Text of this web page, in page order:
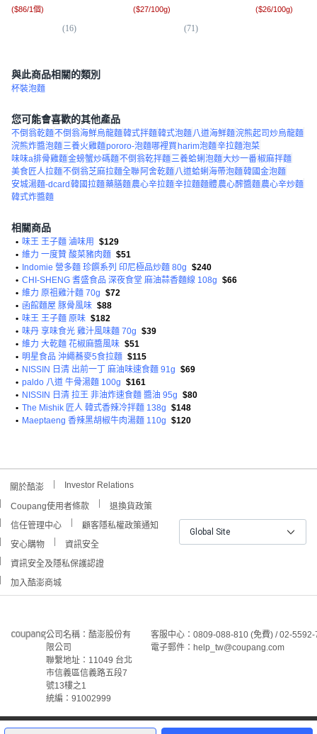
($86/1個)
(16)
($27/100g)
(71)
($26/100g)
與此商品相關的類別
杯裝泡麵
您可能會喜歡的其他產品
不倒翁乾麵不倒翁海鮮烏龍麵韓式拌麵韓式泡麵八道海鮮麵浣熊起司炒烏龍麵
浣熊炸醬泡麵三養火雞麵pororo-泡麵哪裡買 harim泡麵辛拉麵泡菜
味味a排骨雞麵金螃蟹炒碼麵不倒翁乾拌麵三養蛤蜊泡麵大炒一番椒麻拌麵
美食匠人拉麵不倒翁芝麻拉麵全聯 阿舍乾麵八道蛤蜊海帶泡麵韓國金泡麵
安城湯麵-dcard 韓國拉麵藥膳麵農心辛拉麵辛拉麵麵體農心醡醬麵農心辛炒麵
韓式炸醬麵
相關商品
• 味王 王子麵 滷味用
$129
• 維力 一度贊 酸菜豬肉麵 $51
•
Indomie 營多麵 珍饌系列 印尼極品炒麵 80g $240
• CHI-SHENG 耆盛食品 深夜食堂 麻油蒜香麵線 108g $66
• 維力 原祖雞汁麵 70g $72
• 函館麵屋 豚骨風味 $88
• 味王 王子麵 原味 $182
• 味丹 享味食光 雞汁風味麵 70g $39
• 維力 大乾麵 花椒麻醬風味 $51
• 明星食品 沖繩蕎麥5食拉麵 $115
• NISSIN 日清 出前一丁 麻油味速食麵 91g $69
• paldo 八道 牛骨湯麵 100g $161
• NISSIN 日清 拉王 非油炸速食麵 醬油 95g $80
• The Mishik 匠人 韓式香辣冷拌麵 138g $148
• Maeptaeng 香辣黑胡椒牛肉湯麵 110g $120
關於酷澎 Investor Relations
Coupang使用者條款
退換貨政策
信任管理中心
顧客隱私權政策通知
安心購物
資訊安全
資訊安全及隱私保護認證
加入酷澎商城
Global Site
公司名稱：酷澎股份有
限公司
聯繫地址：11049 台北
市信義區信義路五段7
號13樓之1
統編：91002999
客服中心：0809-088-810 (免費) / 02-
電子郵件：help_tw@coupang.com
©Coupang Taiwan Co., Ltd. 保留所有權利。